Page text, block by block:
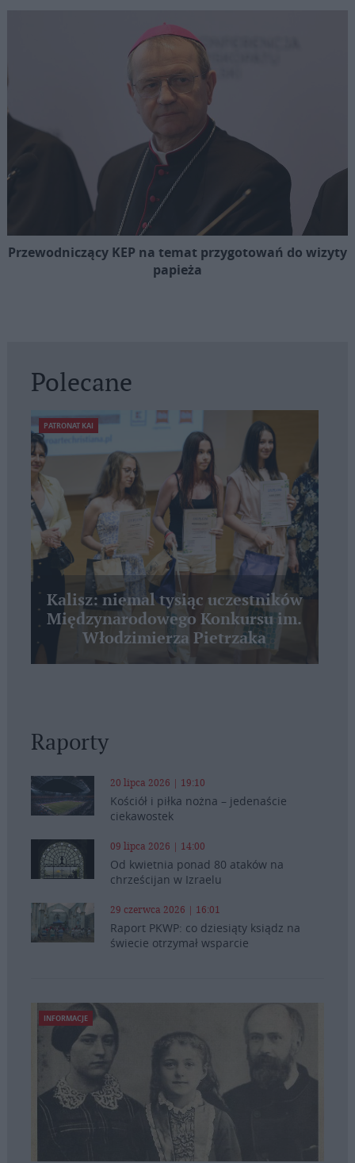
Przewodniczący KEP na temat przygotowań do wizyty
papieża
Polecane
PATRONAT KAI
Kalisz: niemal tysiąc uczestników
Międzynarodowego Konkursu im.
Włodzimierza Pietrzaka
Raporty
20 lipca 2026 | 19:10
Kościół i piłka nożna – jedenaście
ciekawostek
09 lipca 2026 | 14:00
Od kwietnia ponad 80 ataków na
chrześcijan w Izraelu
29 czerwca 2026 | 16:01
Raport PKWP: co dziesiąty ksiądz na
świecie otrzymał wsparcie
INFORMACJE